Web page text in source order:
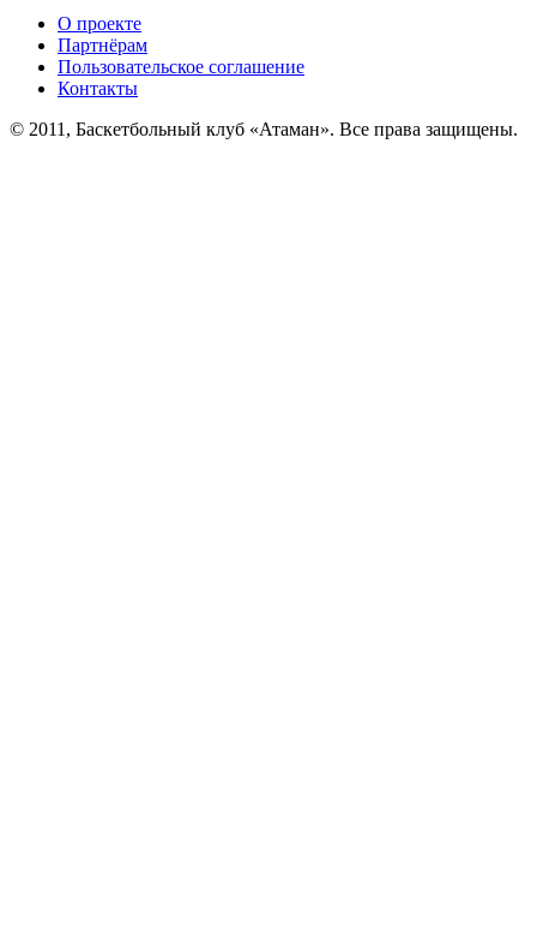
О проекте
Партнёрам
Пользовательское соглашение
Контакты
© 2011, Баскетбольный клуб «Атаман». Все права защищены.